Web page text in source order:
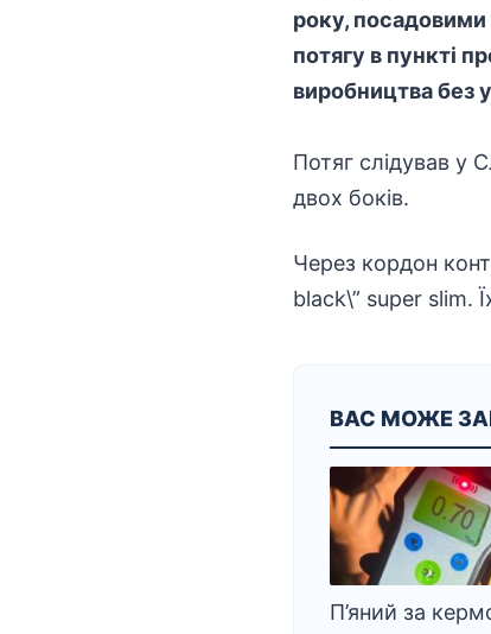
року,
потягу в пункті
виробництва без
Потяг слідував у
двох боків.
Через кордон
black\” super slim.
ВАС МОЖЕ
П’яний за